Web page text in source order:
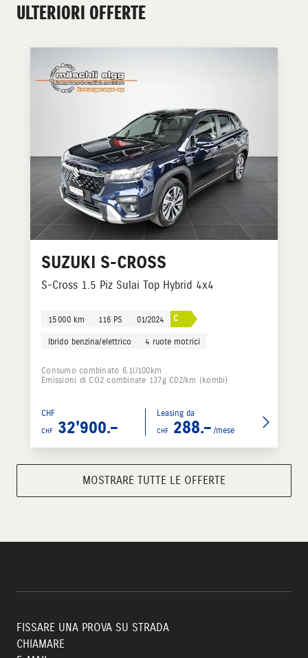
ULTERIORI OFFERTE
SUZUKI S-CROSS
S-Cross 1.5 Piz Sulai Top Hybrid 4x4
15 000 km 116 PS 01/2024 C
Ibrido benzina/elettrico 4 ruote motrici
Consumo combinato 6.1l/100km
Emissioni di CO2 combinate 137g C02/km (kombi)
CHF
CHF 32'900.–
Leasing da
CHF 288.– /mese
MOSTRARE TUTTE LE OFFERTE
FISSARE UNA PROVA SU STRADA
CHIAMARE